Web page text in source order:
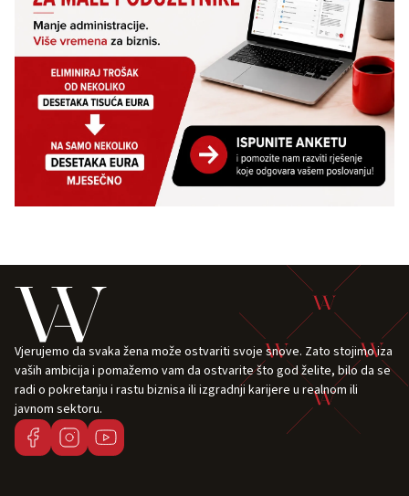
Vjerujemo da svaka žena može ostvariti svoje snove. Zato stojimo iza
vaših ambicija i pomažemo vam da ostvarite što god želite, bilo da se
radi o pokretanju i rastu biznisa ili izgradnji karijere u realnom ili
javnom sektoru.